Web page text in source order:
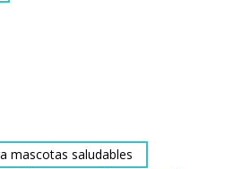
mascotas saludables